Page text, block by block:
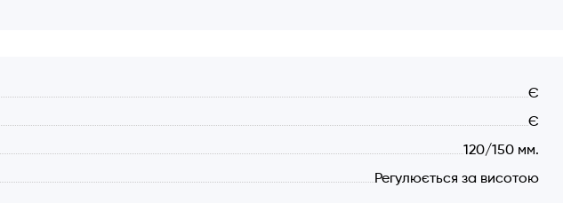
Є
Є
120/150 мм.
Регулюється за висотою